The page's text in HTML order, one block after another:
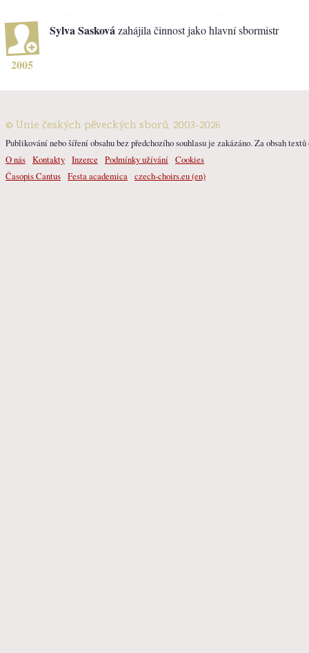
2005
Sylva Sasková zahájila činnost jako hlavní sbormistr
© Unie českých pěveckých sborů, 2003-2026
Publikování nebo šíření obsahu bez předchozího souhlasu je zakázáno. Za obsah
O nás Kontakty Inzerce Podmínky užívání Cookies
Časopis Cantus Festa academica czech-choirs.eu (en)